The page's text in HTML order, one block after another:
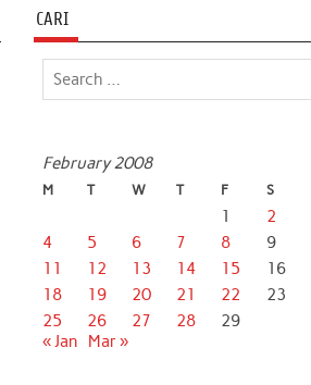
CARI
February 2008
M T W T F S
1 2
4
5 6 7 8 9
11
12 13 14 15 16
18
19 20 21 22 23
25
26 27 28
29
« Jan
Mar »